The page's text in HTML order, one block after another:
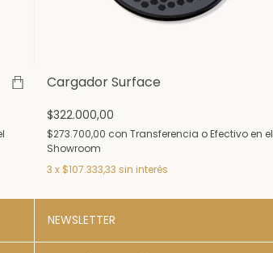
Cargador Surface
$322.000,00
$273.700,00 con Transferencia o Efectivo en el
Showroom
3 x $107.333,33 sin interés
NEWSLETTER